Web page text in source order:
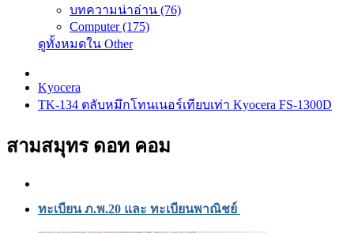
บทความน่าอ่าน (76)
Computer (175)
ดูทั้งหมดใน Other
Kyocera
TK-134 ตลับหมึกโทนเนอร์เทียบเท่า Kyocera FS-1300D
สามสมุทร ดอท คอม
ทะเบียน ภ.พ.20 และ ทะเบียนพาณิชย์